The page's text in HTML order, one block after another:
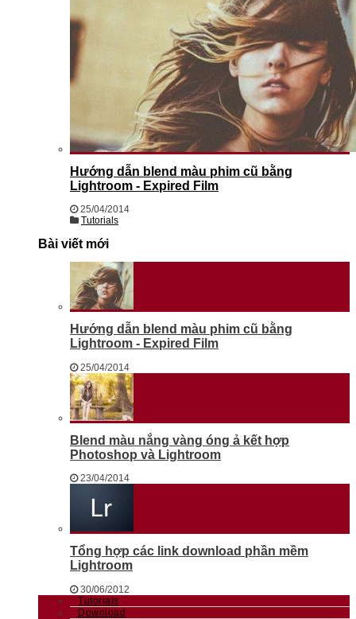
Hướng dẫn blend màu phim cũ bằng
Lightroom - Expired Film
25/04/2014
Tutorials
Bài viết mới
Hướng dẫn blend màu phim cũ bằng
Lightroom - Expired Film
25/04/2014
Blend màu nắng vàng óng ả kết hợp
Photoshop và Lightroom
23/04/2014
Tổng hợp các link download phần mềm
Lightroom
30/06/2012
Tutorials
Download